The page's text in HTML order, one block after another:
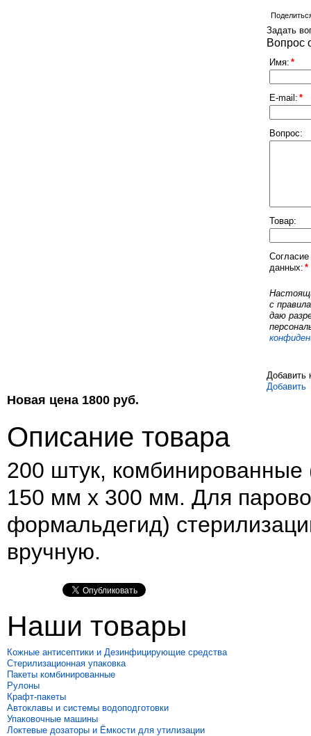
Задать
Вопрос
Имя: *
E-mail: *
Вопрос:
Товар:
данных: *
с
даю
Добавить
Добавить
Новая цена 1800 руб.
Описание товара
200 штук, комбинированные
150 мм х 300 мм. Для
формальдегид)
вручную.
Наши товары
Кожные антисептики и Дезинфицирующие средства
Стерилизационная упаковка
Пакеты комбинированные
Рулоны
Крафт-пакеты
Автоклавы и системы водоподготовки
Упаковочные машины
Локтевые дозаторы и Ёмкости для утилизации